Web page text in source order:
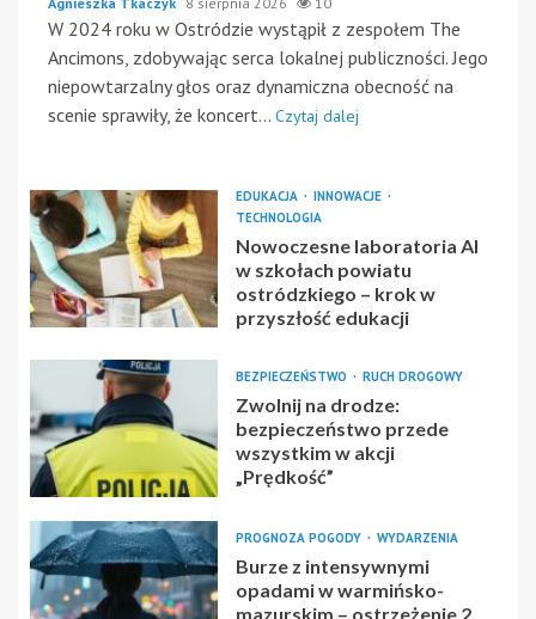
W 2024 roku w Ostródzie wystąpił z zespołem The
Ancimons, zdobywając serca lokalnej publiczności. Jego
niepowtarzalny głos oraz dynamiczna obecność na
scenie sprawiły, że koncert... Czytaj dalej
EDUKACJA
INNOWACJE
TECHNOLOGIA
Nowoczesne laboratoria AI
w szkołach powiatu
ostródzkiego – krok w
przyszłość edukacji
BEZPIECZEŃSTWO RUCH DROGOWY
Zwolnij na drodze:
bezpieczeństwo przede
wszystkim w akcji
„Prędkość”
PROGNOZA POGODY WYDARZENIA
Burze z intensywnymi
opadami w warmińsko-
mazurskim – ostrzeżenie 2.